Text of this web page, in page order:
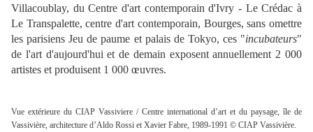
Villacoublay, du Centre d'art contemporain d'Ivry - Le Crédac à
Le Transpalette, centre d'art contemporain, Bourges, sans omettre
les parisiens Jeu de paume et palais de Tokyo, ces "incubateurs"
de l'art d'aujourd'hui et de demain exposent annuellement 2 000
artistes et produisent 1 000 œuvres.
Vue extérieure du CIAP Vassiviere / Centre international d’art et du paysage, île de
Vassivière, architecture d’Aldo Rossi et Xavier Fabre, 1989-1991 © CIAP Vassivière.